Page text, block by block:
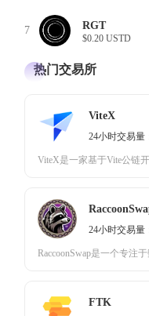
7 RGT
$0.20 USTD
热门交易所
ViteX
24小时交易量
24小时交易量
FTK